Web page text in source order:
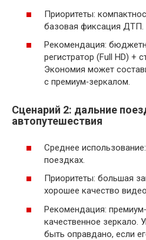
Приоритеты:
базовая фиксация ДТП.
Рекомендация:
регистратор (Full HD) +
Экономия может
с премиум‑зеркалом.
Сценарий 2: дальние
автопутешествия
Среднее
поездках.
Приоритеты: большая
хорошее качество
Рекомендация:
качественное зеркало.
быть оправдано, если